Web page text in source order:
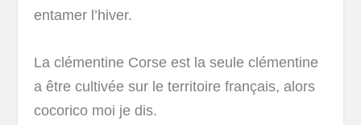
entamer l’hiver.
La clémentine Corse est la seule clémentine
a être cultivée sur le territoire français, alors
cocorico moi je dis.